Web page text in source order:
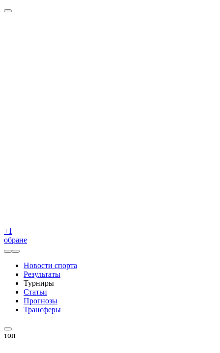
+1
обране
Новости спорта
Результаты
Турниры
Статьи
Прогнозы
Трансферы
топ